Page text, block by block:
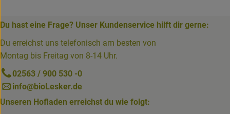
Du hast eine Frage? Unser Kundenservice hilft dir gerne:
Du erreichst uns telefonisch am besten von
Montag bis Freitag von 8-14 Uhr.
02563 / 900 530 -0
info@bioLesker.de
Unseren Hofladen erreichst du wie folgt: